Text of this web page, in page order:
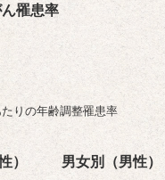
罹患率
りの年齢調整罹患率
） 男女別（男性）